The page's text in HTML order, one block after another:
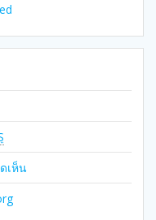
เห็น